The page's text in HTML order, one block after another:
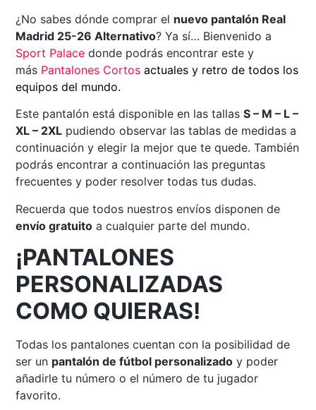
¿No sabes dónde comprar el nuevo pantalón Real
Madrid 25-26 Alternativo? Ya sí… Bienvenido a
Sport Palace donde podrás encontrar este y
más Pantalones Cortos actuales y retro de todos los
equipos del mundo.
Este pantalón está disponible en las tallasS – M – L –
XL – 2XL pudiendo observar las tablas de medidas a
continuación y elegir la mejor que te quede. También
podrás encontrar a continuación las preguntas
frecuentes y poder resolver todas tus dudas.
Recuerda que todos nuestros envíos disponen de
envío gratuito a cualquier parte del mundo.
¡PANTALONES
PERSONALIZADAS
COMO QUIERAS!
Todas los pantalones cuentan con la posibilidad de
ser un pantalón de fútbol personalizado y poder
añadirle tu número o el número de tu jugador
favorito.